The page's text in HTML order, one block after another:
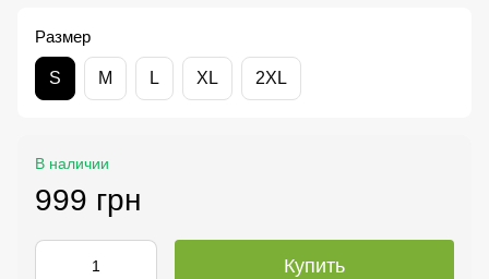
Размер
S M L XL 2XL
В наличии
999 грн
Купить